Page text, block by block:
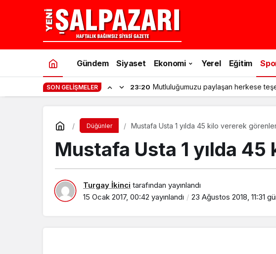
Gündem Siyaset Ekonomi Yerel Eğitim
SON GELIŞMELER 23:20 Mutluluğumuzu paylaşan herkese
Düğünler Mustafa Usta 1 yılda 45 kilo vererek görenleri
Mustafa Usta 1 yılda 45
Turgay İkinci tarafından yayınlandı
15 Ocak 2017, 00:42 yayınlandı 23 Ağustos 2018, 11:31